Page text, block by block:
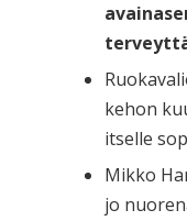
kehon
itselle
Mikko
jo